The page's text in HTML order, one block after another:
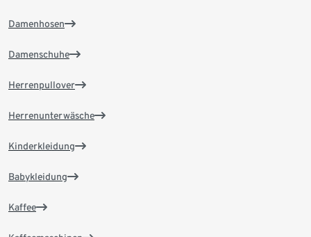
Damenhosen
Damenschuhe
Herrenpullover
Herrenunterwäsche
Kinderkleidung
Babykleidung
Kaffee